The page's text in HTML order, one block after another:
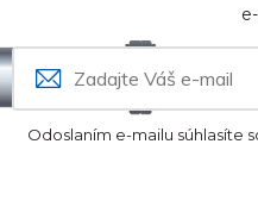
Odoslaním e-mailu súhlasíte